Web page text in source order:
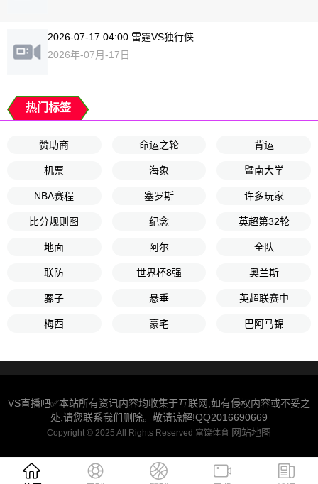
2026-07-17 04:00 雷霆VS独行侠
2026年-07月-17日
热门标签
赞助商 命运之轮 背运
机票 海象 暨南大学
NBA赛程 塞罗斯 许多玩家
比分规则图 纪念 英超第32轮
地面 阿尔 全队
联防 世界杯8强 奥兰斯
骡子 悬垂 英超联赛中
梅西 豪宅 巴阿马锦
VS直播吧✅本站所有资讯内容均收集于互联网,如有侵权内容或不妥之
处,请您联系我们删除。敬请谅解!QQ2016690669
Copyright © 2025 All Rights Reserved 富饶体育 网站地图